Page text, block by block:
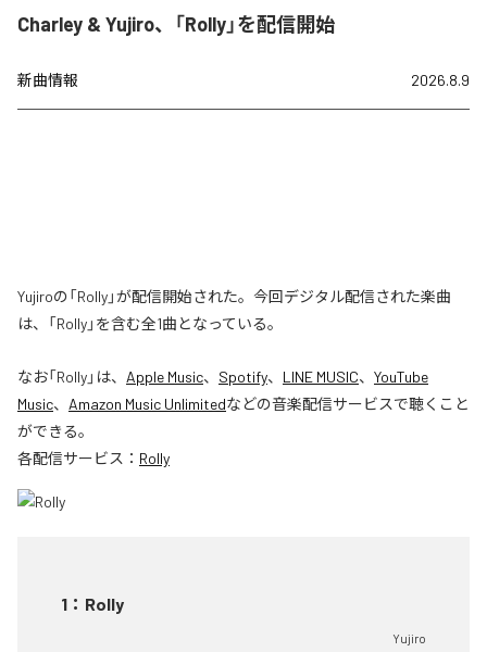
Charley & Yujiro、「Rolly」を配信開始
新曲情報 2026.8.9
Yujiroの「Rolly」が配信開始された。今回デジタル配信された楽曲
は、「Rolly」を含む全1曲となっている。
なお「Rolly」は、 Apple Music、 Spotify、 LINE MUSIC、 YouTube
Music、 Amazon Music Unlimitedなどの音楽配信サービスで聴くこと
ができる。
各配信サービス： Rolly
1 ： Rolly
Yujiro